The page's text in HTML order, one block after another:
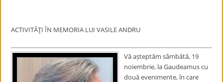
ACTIVITĂŢI ÎN MEMORIA LUI VASILE ANDRU
Vă așteptăm sâmbătă, 19
noiembrie, la Gaudeamus cu
două evenimente, în care